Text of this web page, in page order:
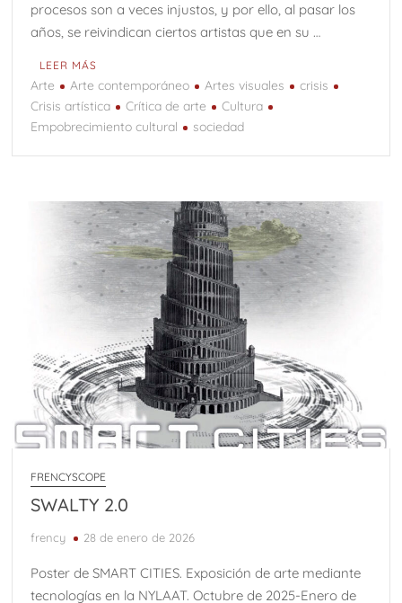
procesos son a veces injustos, y por ello, al pasar los
años, se reivindican ciertos artistas que en su …
LEER MÁS
Arte Arte contemporáneo Artes visuales
crisis
Crisis artística
Crítica de arte
Cultura
Empobrecimiento cultural
sociedad
FRENCYSCOPE
SWALTY 2.0
frency 28 de enero de 2026
Poster de SMART CITIES. Exposición de arte mediante
tecnologías en la NYLAAT. Octubre de 2025-Enero de